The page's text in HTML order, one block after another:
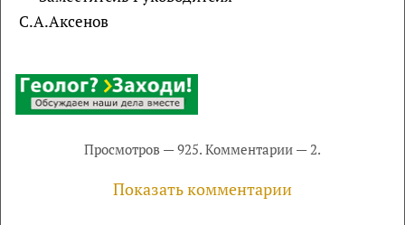
С.А.Аксенов
Просмотров — 925. Комментарии — 2.
Показать комментарии